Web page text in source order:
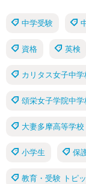
中学受験
資格 英検
カリタス女子中
頌栄女子学院中
大妻多摩高等学校
小学生 保
教育・受験 トピ